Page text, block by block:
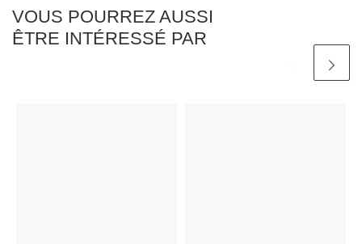
VOUS POURREZ AUSSI
ÊTRE INTÉRESSÉ PAR